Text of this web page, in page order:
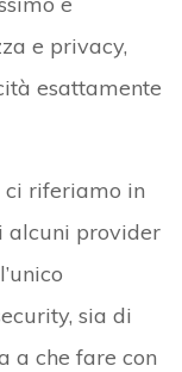
e privacy,
esattamente
ci riferiamo in
alcuni provider
sia di
a che fare con